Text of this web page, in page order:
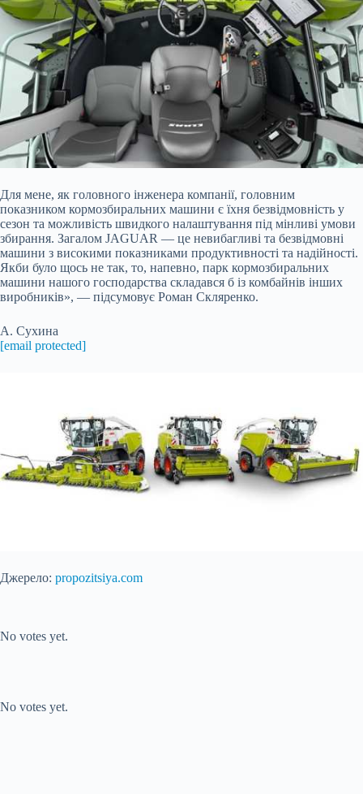
Для мене, як головного інженера компанії, головним
показником кормозбиральних машини є їхня безвідмовність у
сезон та можливість швидкого налаштування під мінливі умови
збирання. Загалом JAGUAR — це невибагливі та безвідмовні
машини з високими показниками продуктивності та надійності.
Якби було щось не так, то, напевно, парк кормозбиральних
машини нашого господарства складався б із комбайнів інших
виробників», — підсумовує Роман Скляренко.
А. Сухина
[email protected]
Джерело: propozitsiya.com
No votes yet.
No votes yet.